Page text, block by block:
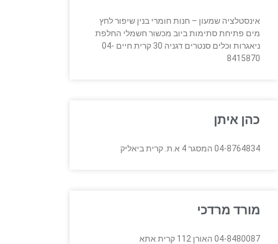
אינסטלציה שמעון – חנות חומרי בנין שיפור לחץ
מים פתיחת סתימות ביוב מכשור חשמלי החלפת
ניאגרות וכלים סנטרים דגניה 30 קרית חיים 04-
8415870
כהן איתן
04-8764834 המסגר 4 א.ת. קרית ביאליק
מורד מרדכי
04-8480087 האורן 112 קרית אתא